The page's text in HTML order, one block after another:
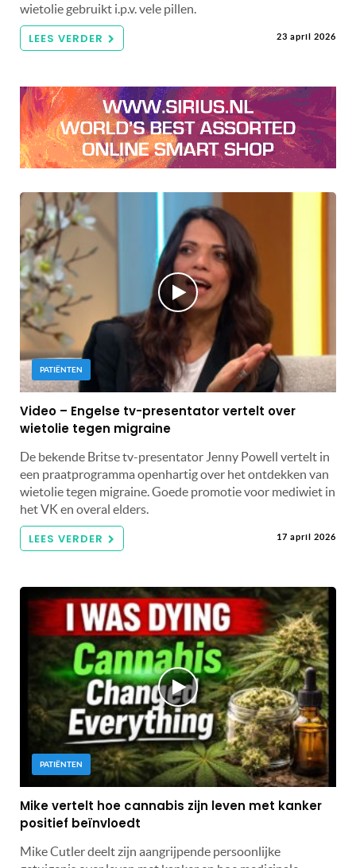
wietolie gebruikt i.p.v. vele pillen.
LEES VERDER 23 april 2026
PATIËNTEN
Video – Engelse tv-presentator vertelt over
wietolie tegen migraine
De bekende Britse tv-presentator Jenny Powell vertelt in
een praatprogramma openhartig over het ontdekken van
wietolie tegen migraine. Goede promotie voor mediwiet in
het VK en overal elders.
LEES VERDER 17 april 2026
PATIËNTEN
Mike vertelt hoe cannabis zijn leven met kanker
positief beïnvloedt
Mike Cutler deelt zijn aangrijpende persoonlijke